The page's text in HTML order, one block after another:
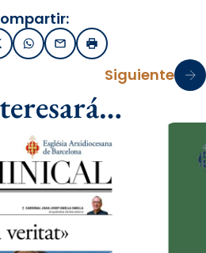
/ Twitter
WhatsApp
EmailImprimir
Siguiente